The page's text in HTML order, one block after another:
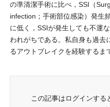
の準清潔手術に比べ，SSI（
infection；手術部位感染）発生
に低く，SSIが発生しても不運
われがちである。私自身も過去
るアウトブレイクを経験するま
この記事はログインする